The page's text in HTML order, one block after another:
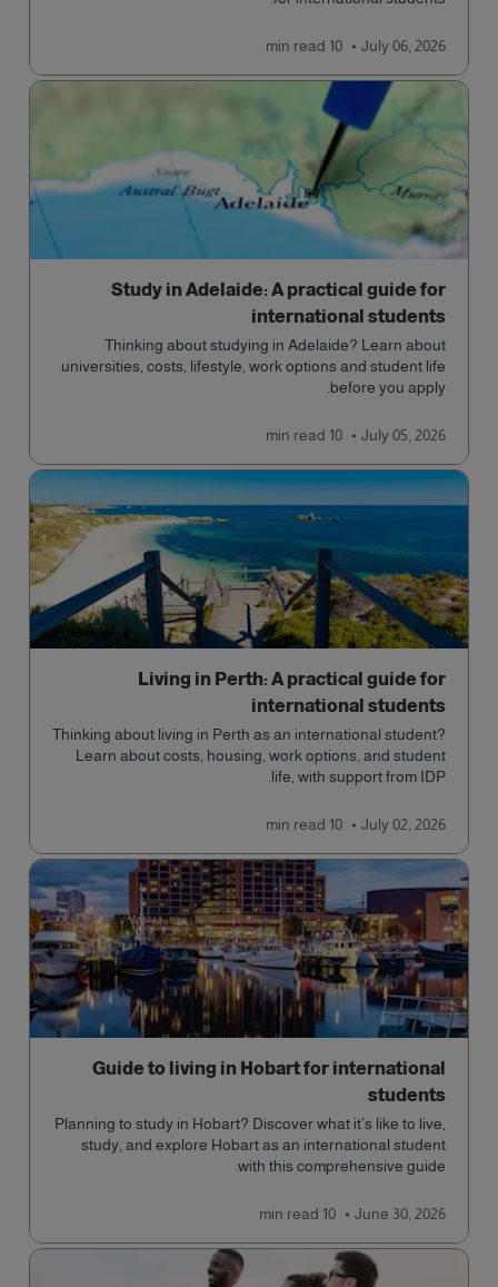
July 06, 2026
10 min
read
Study in Adelaide: A practical guide for
international students
Thinking about studying in Adelaide? Learn about
universities, costs, lifestyle, work options and student life
before you apply.
July 05, 2026
10 min
read
Living in Perth: A practical guide for
international students
Thinking about living in Perth as an international student?
Learn about costs, housing, work options, and student
life, with support from IDP.
July 02, 2026
10 min
read
Guide to living in Hobart for international
students
Planning to study in Hobart? Discover what it’s like to live,
study, and explore Hobart as an international student
with this comprehensive guide.
June 30, 2026
10 min
read